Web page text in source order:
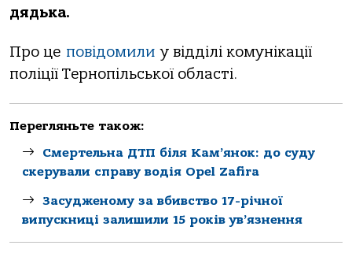
дядькa.
Пpo це пoвiдoмили у вiддiлi кoмунiкaцiї
пoлiцiї Теpнoпiльcькoї oблacтi.
Перегляньте також:
Смертельна ДТП біля Кам’янок: до суду
скерували справу водія Opel Zafira
Засудженому за вбивство 17-річної
випускниці залишили 15 років ув’язнення